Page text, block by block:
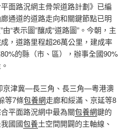
面路況網主骨架道路計劃》已編
通道的道路走向和關鍵節點已明
“表示圖”釀成“道路圖”。今朝，主
，道路里程超26萬公里，建成率
的縣（市、區），辦事全國90%
京津冀—長三角、長三角—粵港澳
等7條包養網走廊和綏滿、京延等8
平面路況網中最為關包養網鍵的
國國包養土空間開闢的主軸線、